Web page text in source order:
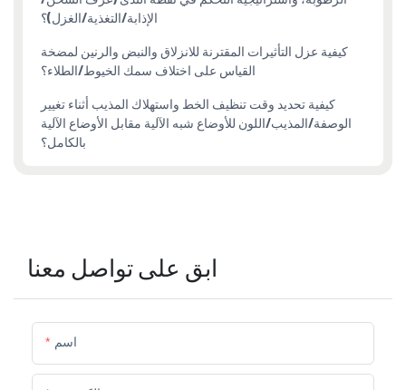
الإذابة/التغذية/الغزل)؟
كيفية عزل التأثيرات المقترنة للانزلاق والنبض والرنين لمضخة
القياس على اختلاف سمك الخيوط/الطلاء؟
كيفية تحديد وقت تنظيف الخط واستهلاك المذيب أثناء تغيير
الوصفة/المذيب/اللون للأوضاع شبه الآلية مقابل الأوضاع الآلية
بالكامل؟
ابق على تواصل معنا
اسم